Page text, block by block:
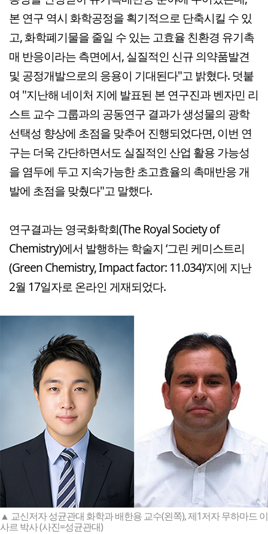
본 연구 역시 화학공정을 획기적으로 단축시킬 수 있
고, 화학폐기물을 줄일 수 있는 고효율 친환경 유기촉
매 반응이라는 측면에서, 실질적인 신규 의약품발견
및 공정개발으로의 응용이 기대된다"고 밝혔다. 덧붙
여 "지난해 네이처 지에 발표된 본 연구진과 벤자민 리
스트 교수 그룹과의 공동연구 결과가 생성물의 광학
선택성 향상에 초점을 맞추어 진행되었다면, 이번 연
구는 더욱 간단하면서도 실질적인 산업 활용 가능성
을 염두에 두고 지속가능한 초고효율의 촉매반응 개
발에 초점을 맞췄다"고 말했다.
연구결과는 영국화학회(The Royal Society of
Chemistry)에서 발행하는 학술지 ‘그린 케미스트리
(Green Chemistry, Impact factor: 11.034)’지에 지난
2월 17일자로 온라인 게재되었다.
▲ 교신저자 성균관대 화학과 배한용 교수(왼쪽), 제1저자 무하마드 이
사르 박사 (사진=성균관대)